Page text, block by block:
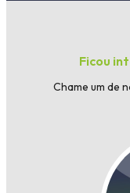
Ficou
Chame um de